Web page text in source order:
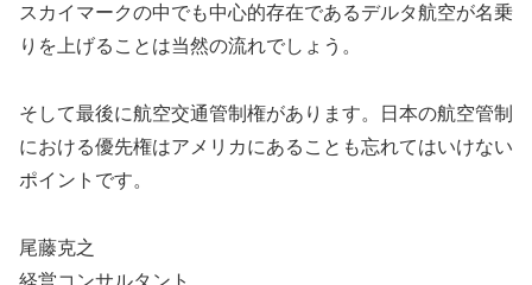
スカイマークの中でも中心的存在であるデルタ航空が名乗
りを上げることは当然の流れでしょう。
そして最後に航空交通管制権があります。日本の航空管制
における優先権はアメリカにあることも忘れてはいけない
ポイントです。
尾藤克之
経営コンサルタント